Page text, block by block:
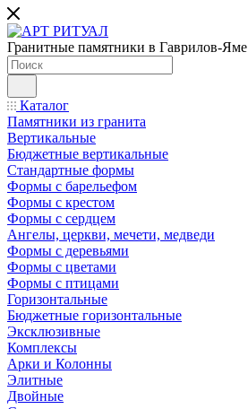
Гранитные памятники в Гаврилов-Яме
Каталог
Памятники из гранита
Вертикальные
Бюджетные вертикальные
Стандартные формы
Формы с барельефом
Формы с крестом
Формы с сердцем
Ангелы, церкви, мечети, медведи
Формы с деревьями
Формы с цветами
Формы с птицами
Горизонтальные
Бюджетные горизонтальные
Эксклюзивные
Комплексы
Арки и Колонны
Элитные
Двойные